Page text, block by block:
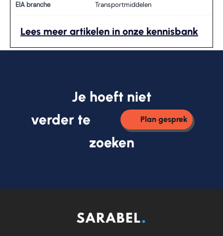
EIA branche Transportmiddelen
Lees meer artikelen in onze kennisbank
Je hoeft niet
verder te
Plan gesprek
zoeken